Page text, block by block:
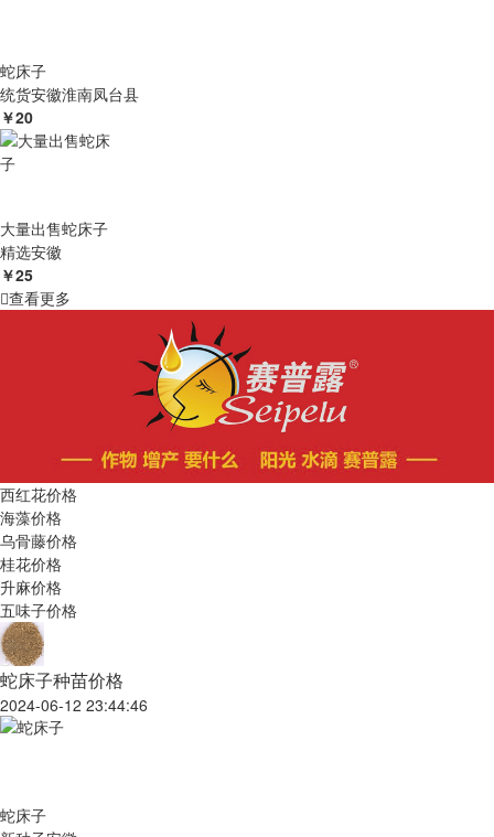
蛇床子
统货安徽淮南凤台县
￥20
大量出售蛇床子
精选安徽
￥25
查看更多
西红花价格
海藻价格
乌骨藤价格
桂花价格
升麻价格
五味子价格
蛇床子种苗价格
2024-06-12 23:44:46
蛇床子